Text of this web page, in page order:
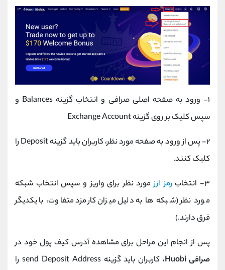
۱- ورود به صفحه اصلی صرافی و انتخاب گزینه Balances و
سپس کلیک بر روی گزینه Exchange Account
۲- پس از ورود به صفحه مورد نظر، کاربران باید گزینه Deposit را
کلیک کنند.
۳- انتخاب
رمز ارزمورد نظر برای واریز و سپس انتخاب شبکه
مورد نظر (شبکه ها به دلیل میزان کارمزد متفاوت، با یکدیگر
فرق دارند.)
پس از انجام این مراحل برای مشاهده آدرس کیف پول خود در
صرافی Huobi
، کاربران باید گزینه send Deposit Address را